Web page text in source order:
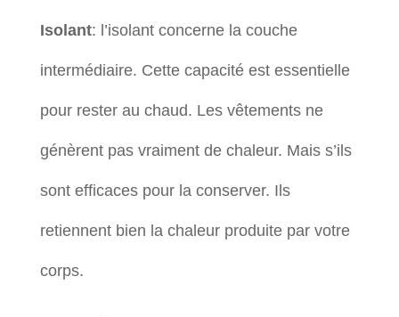
Isolant: l’isolant concerne la couche
intermédiaire. Cette capacité est essentielle
pour rester au chaud. Les vêtements ne
génèrent pas vraiment de chaleur. Mais s’ils
sont efficaces pour la conserver. Ils
retiennent bien la chaleur produite par votre
corps.